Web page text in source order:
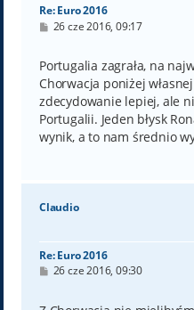
Re: Euro 2016
P
t
26 cze 2016, 09:17
Portugalia zagrała, na
Chorwacja poniżej
zdecydowanie lepiej, ale
Portugalii. Jeden błysk
wynik, a to nam średnio
Claudio
Re: Euro 2016
P26 cze 2016, 09:30